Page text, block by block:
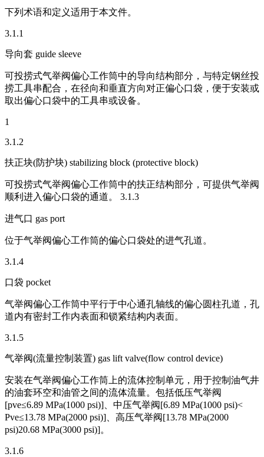
下列术语和定义适用于本文件。
3.1.1
导向套 guide sleeve
可投捞式气举阀偏心工作筒中的导向结构部分，与特定钢丝投
捞工具串配合，在径向和垂直方向对正偏心口袋，便于安装或
取出偏心口袋中的工具串或设备。
1
3.1.2
扶正块(防护块) stabilizing block (protective block)
可投捞式气举阀偏心工作筒中的扶正结构部分，可提供气举阀
顺利进入偏心口袋的通道。 3.1.3
进气口 gas port
位于气举阀偏心工作筒的偏心口袋处的进气孔道。
3.1.4
口袋 pocket
气举阀偏心工作筒中平行于中心通孔轴线的偏心圆柱孔道，孔
道内有密封工作内表面和锁紧结构内表面。
3.1.5
气举阀(流量控制装置) gas lift valve(flow control device)
安装在气举阀偏心工作筒上的流体控制单元，用于控制油气井
的油套环空和油管之间的流体流量。包括低压气举阀
[pve≤6.89 MPa(1000 psi)]、中压气举阀[6.89 MPa(1000 psi)<
Pve≤13.78 MPa(2000 psi)]、高压气举阀[13.78 MPa(2000
psi)20.68 MPa(3000 psi)]。
3.1.6